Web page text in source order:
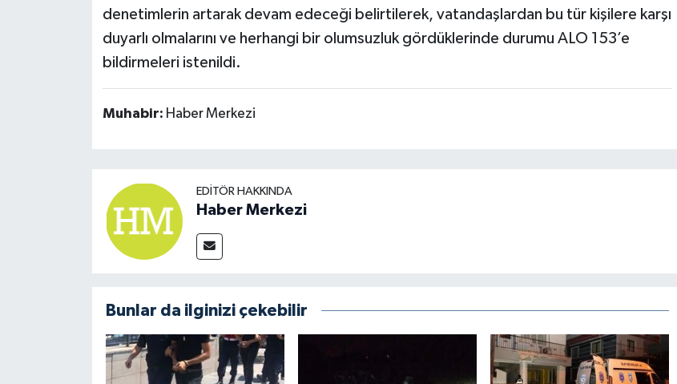
denetimlerin artarak devam edeceği belirtilerek, vatandaşlardan bu tür kişilere karşı
duyarlı olmalarını ve herhangi bir olumsuzluk gördüklerinde durumu ALO 153’e
bildirmeleri istenildi.
Muhabir: Haber Merkezi
EDITÖR HAKKINDA
Haber Merkezi
Bunlar da ilginizi çekebilir